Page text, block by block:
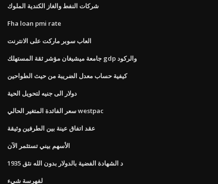
شركات النفط والغاز الكندية الملوك
Fha loan pmi rate
العاب سوبر ماركت على الانترنت
جامعة ميشيغان مؤشر ثقة المستهلك gdp والركود
كيفية حساب معدل الضريبة من حيث الطواحين
دولار الى جنيه لتحويل الحية
سعر الفائدة المتغير الحالي westpac
عقد اتفاق عينة بين الطرفين وثيقة
الأسهم بيني تستثمر الآن
1935 د الشهادة الفضية بالدولار بدون الله نثق
لفهرسة شيء